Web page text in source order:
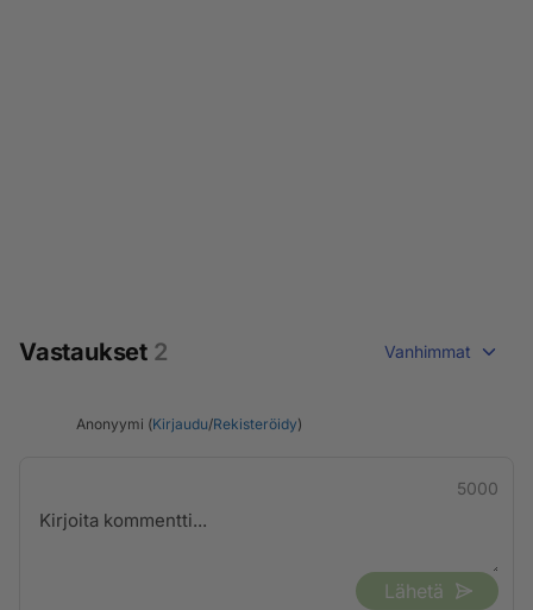
Vastaukset 2 Vanhimmat
Anonyymi (Kirjaudu/Rekisteröidy)
5000
Lähetä